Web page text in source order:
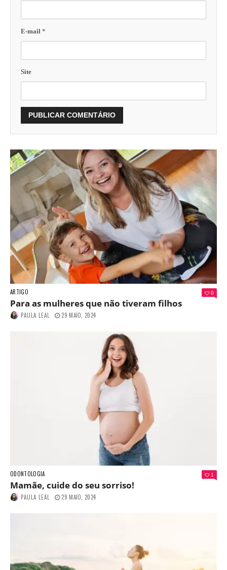
E-mail *
Site
ARTIGO 0
Para as mulheres que não tiveram filhos
PAULA LEAL 29 MAIO, 2024
ODONTOLOGIA 1
Mamãe, cuide do seu sorriso!
PAULA LEAL 29 MAIO, 2024